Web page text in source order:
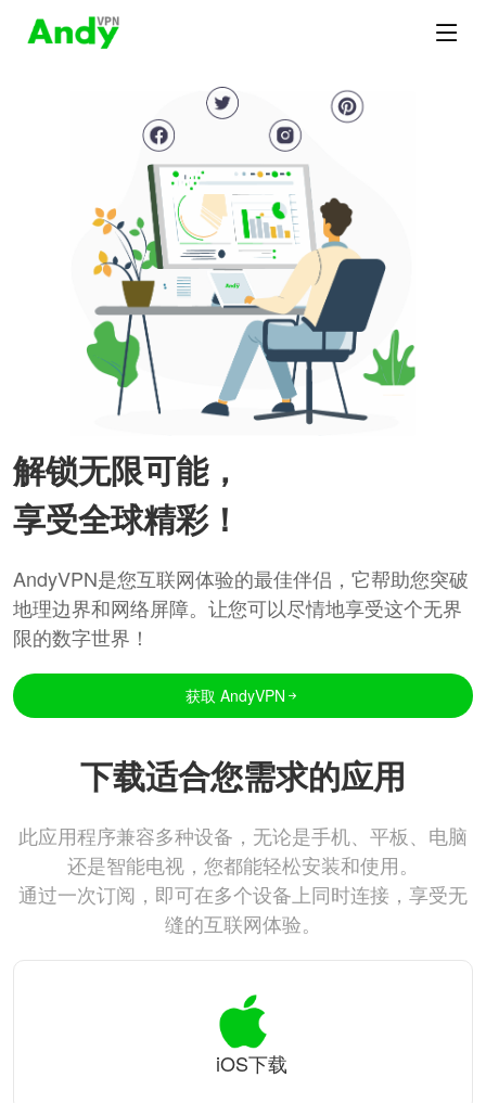
解锁无限可能，
享受全球精彩！
AndyVPN是您互联网体验的最佳伴侣，它帮助您突破
地理边界和网络屏障。让您可以尽情地享受这个无界
限的数字世界！
获取 AndyVPN
下载适合您需求的应用
此应用程序兼容多种设备，无论是手机、平板、电脑
还是智能电视，您都能轻松安装和使用。
通过一次订阅，即可在多个设备上同时连接，享受无
缝的互联网体验。
iOS下载